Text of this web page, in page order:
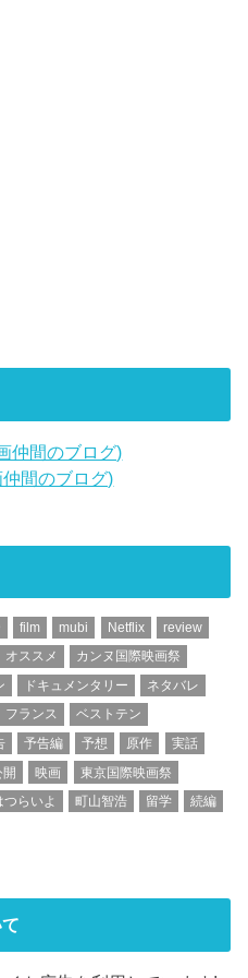
仲間のブログ)
間のブログ)
film mubi Netflix
review
オススメ
カンヌ国際映画祭
ドキュメンタリー
ネタバレ
フランス
ベストテン
予告編 予想 原作
実話
開 映画
東京国際映画祭
つらいよ 町山智浩 留学
続編